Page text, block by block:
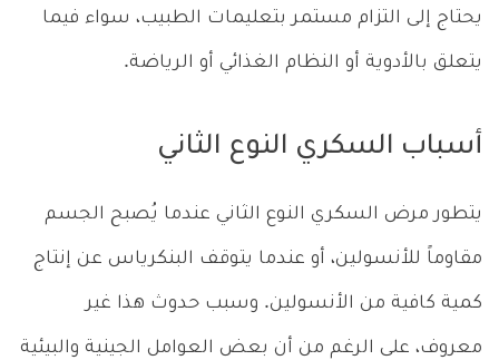
يحتاج إلى التزام مستمر بتعليمات الطبيب، سواء فيما
يتعلق بالأدوية أو النظام الغذائي أو الرياضة.
أسباب السكري النوع الثاني
يتطور مرض السكري النوع الثاني عندما يُصبح الجسم
مقاوماً للأنسولين، أو عندما يتوقف البنكرياس عن إنتاج
كمية كافية من الأنسولين. وسبب حدوث هذا غير
معروف، على الرغم من أن بعض العوامل الجينية والبيئية